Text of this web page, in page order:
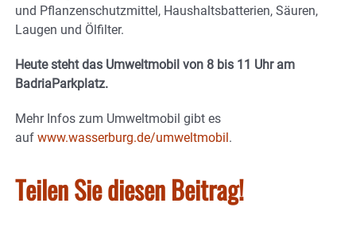
und Pflanzenschutzmittel, Haushaltsbatterien, Säuren,
Laugen und Ölfilter.
Heute steht das Umweltmobil von 8 bis 11 Uhr am
BadriaParkplatz.
Mehr Infos zum Umweltmobil gibt es
auf www.wasserburg.de/umweltmobil.
Teilen Sie diesen Beitrag!